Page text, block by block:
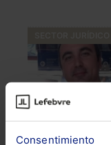
Consentimiento